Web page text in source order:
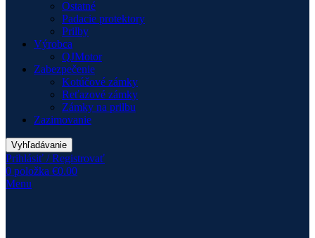
Ostatné
Padacie protektory
Prilby
Výrobca
QJMotor
Zabezpečenie
Kotúčové zámky
Reťazové zámky
Zámky na prilbu
Zazimovanie
Vyhľadávanie
Prihlásiť / Registrovať
0 položka €0.00
Menu